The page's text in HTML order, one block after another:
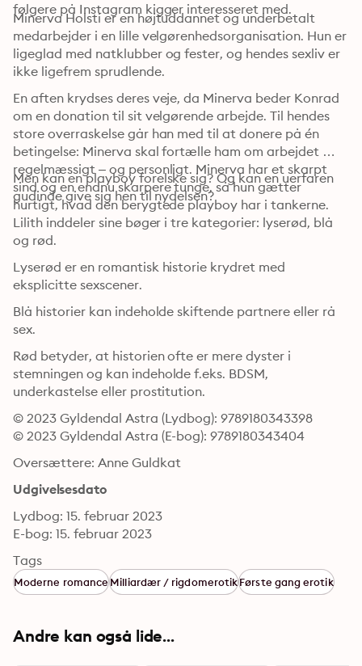
følgere på Instagram kigger interesseret med.
Minerva Holsti er en højtuddannet og underbetalt
medarbejder i en lille velgørenhedsorganisation. Hun er
ligeglad med natklubber og fester, og hendes sexliv er
ikke ligefrem sprudlende.
En aften krydses deres veje, da Minerva beder Konrad
om en donation til sit velgørende arbejde. Til hendes
store overraskelse går han med til at donere på én
betingelse: Minerva skal fortælle ham om arbejdet
regelmæssigt – og personligt. Minerva har et skarpt
sind og en endnu skarpere tunge, så hun gætter
Men kan en playboy forelske sig? Og kan en uerfaren
gudinde give sig hen til nydelsen?
Lilith inddeler sine bøger i tre kategorier: lyserød, blå
og rød.
Lyserød er en romantisk historie krydret med
eksplicitte sexscener.
Blå historier kan indeholde skiftende partnere eller rå
sex.
Rød betyder, at historien ofte er mere dyster i
stemningen og kan indeholde f.eks. BDSM,
underkastelse eller prostitution.
© 2023 Gyldendal Astra (Lydbog): 9789180343398
© 2023 Gyldendal Astra (E-bog): 9789180343404
Oversættere: Anne Guldkat
Udgivelsesdato
Lydbog: 15. februar 2023
E-bog: 15. februar 2023
Tags
Moderne romanceMilliardær / rigdomerotikFørste gang erotik
Andre kan også lide...